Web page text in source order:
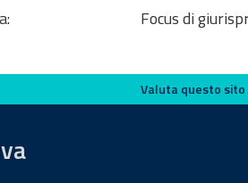
Focus di
Valuta questo sito